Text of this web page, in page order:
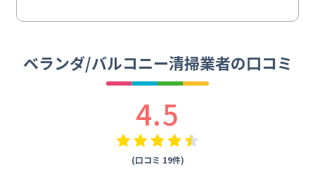
ベランダ/バルコニー清掃業者の口コミ
4.5
(口コミ 19件)